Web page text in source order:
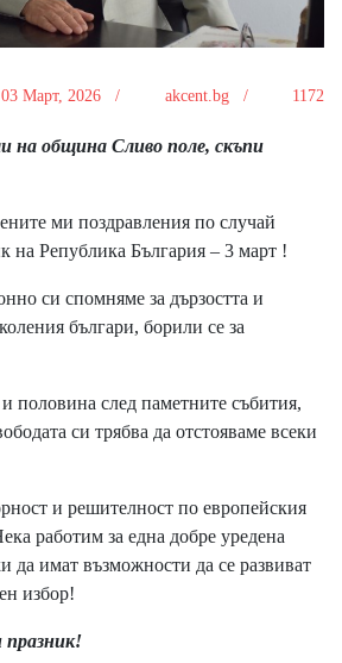
03 Март, 2026 / akcent.bg / 1172
община Сливо поле, скъпи
ми поздравления по случай
на Република България – 3 март !
си спомняме за дързостта и
българи, борили се за
половина след паметните събития,
си трябва да отстояваме всеки
и решителност по европейския
работим за една добре уредена
да имат възможности да се развиват
избор!